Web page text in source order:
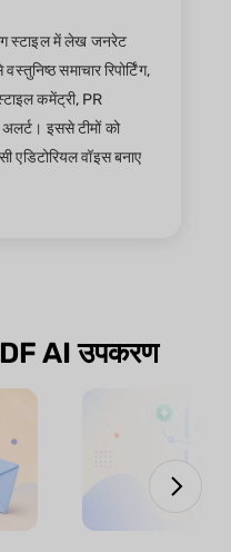
स्टाइल में लेख जनरेट
समाचार रिपोर्टिंग,
कमेंट्री, PR
इससे टीमों को
वॉइस बनाए
AI उपकरण